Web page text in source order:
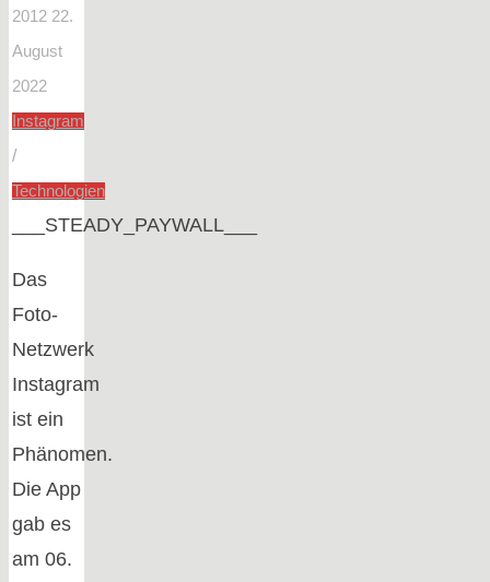
2012 22.
August
2022
Instagram
/
Technologien
___STEADY_PAYWALL___
Das
Foto-
Netzwerk
Instagram
ist ein
Phänomen.
Die App
gab es
am 06.